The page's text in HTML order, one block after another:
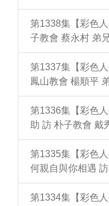
第1338集【彩色
子教會 蔡永村 弟
第1337集【彩色
鳳山教會 楊順平
第1336集【彩色
助 訪 朴子教會 戴
第1335集【彩色
何親自與你相遇
第1334集【彩色